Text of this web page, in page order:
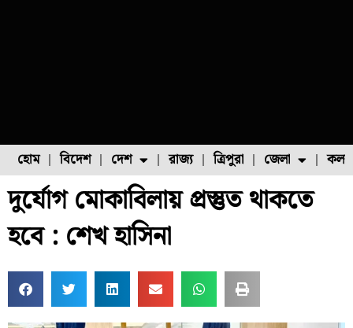
হোম বিদেশ দেশ
ফুল চাষ ফল চাষ মাছ চাষ পোল্ট্রি চাষ
রাজ্য ত্রিপুরা জেলা
উত্তর ২৪ পরগনা
দুর্যোগ মোকাবিলায় প্রস্তুত থাকতে
হবে : শেখ হাসিনা